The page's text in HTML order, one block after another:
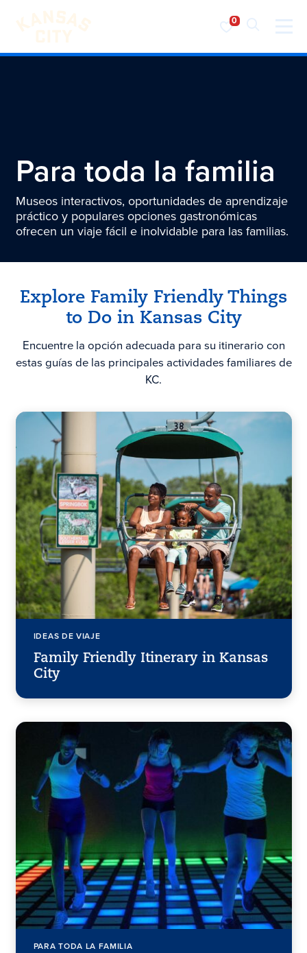
Visita KC
Para toda la familia
Museos interactivos, oportunidades de aprendizaje
práctico y populares opciones gastronómicas
ofrecen un viaje fácil e inolvidable para las familias.
Explore Family Friendly Things
to Do in Kansas City
Encuentre la opción adecuada para su itinerario con
estas guías de las principales actividades familiares de
KC.
IDEAS DE VIAJE
Family Friendly Itinerary in Kansas
City
PARA TODA LA FAMILIA